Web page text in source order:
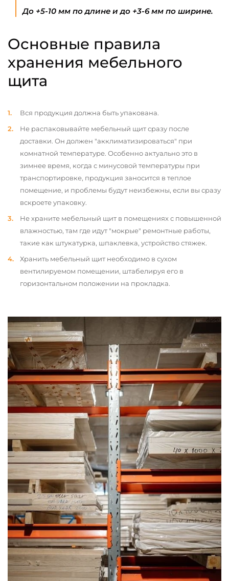
До +5-10 мм по длине и до +3-6 мм по ширине.
Основные правила
хранения мебельного
щита
Вся продукция должна быть упакована.
Не распаковывайте мебельный щит сразу после
доставки. Он должен "акклиматизироваться" при
комнатной температуре. Особенно актуально это в
зимнее время, когда с минусовой температуры при
транспортировке, продукция заносится в теплое
помещение, и проблемы будут неизбежны, если вы сразу
вскроете упаковку.
Не храните мебельный щит в помещениях с повышенной
влажностью, там где идут "мокрые" ремонтные работы,
такие как штукатурка, шпаклевка, устройство стяжек.
Хранить мебельный щит необходимо в сухом
вентилируемом помещении, штабелируя его в
горизонтальном положении на прокладка.